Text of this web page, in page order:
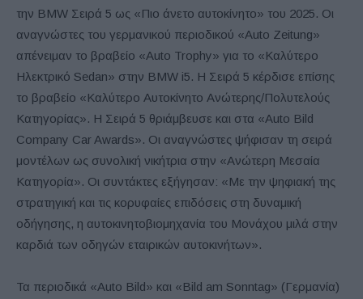
την BMW Σειρά 5 ως «Πιο άνετο αυτοκίνητο» του 2025. Οι
αναγνώστες του γερμανικού περιοδικού «Auto Zeitung»
απένειμαν το βραβείο «Auto Trophy» για το «Καλύτερο
Ηλεκτρικό Sedan» στην BMW i5. Η Σειρά 5 κέρδισε επίσης
το βραβείο «Καλύτερο Αυτοκίνητο Ανώτερης/Πολυτελούς
Κατηγορίας». Η Σειρά 5 θριάμβευσε και στα «Auto Bild
Company Car Awards». Οι αναγνώστες ψήφισαν τη σειρά
μοντέλων ως συνολική νικήτρια στην «Ανώτερη Μεσαία
Κατηγορία». Οι συντάκτες εξήγησαν: «Με την ψηφιακή της
στρατηγική και τις κορυφαίες επιδόσεις στη δυναμική
οδήγησης, η αυτοκινητοβιομηχανία του Μονάχου μιλά στην
καρδιά των οδηγών εταιρικών αυτοκινήτων».
Τα περιοδικά «Auto Bild» και «Bild am Sonntag» (Γερμανία)